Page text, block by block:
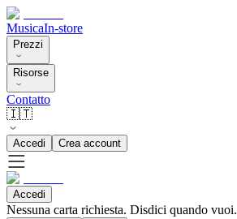
MusicaIn-store
Prezzi
Risorse
Contatto
🇮🇹
Accedi Crea account
Accedi
Nessuna carta richiesta. Disdici quando vuoi.